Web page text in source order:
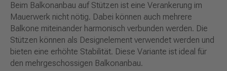
Beim Balkonanbau auf Stützen ist eine Verankerung im
Mauerwerk nicht nötig. Dabei können auch mehrere
Balkone miteinander harmonisch verbunden werden. Die
Stützen können als Designelement verwendet werden und
bieten eine erhöhte Stabilität. Diese Variante ist ideal für
den mehrgeschossigen Balkonanbau.